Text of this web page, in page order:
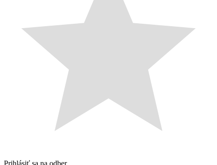
Prihlásiť sa na odber